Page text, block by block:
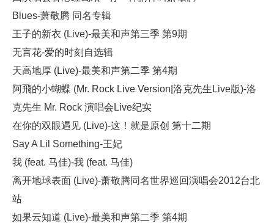
Blues-萧敬腾 同名专辑
王子的新衣 (Live)-最美和声第三季 第9期
无言花-爱的时刻自选辑
天高地厚 (Live)-最美和声第二季 第4期
阿飛的小蝴蝶 (Mr. Rock Live Version|洛克先生Live版)-洛
克先生 Mr. Rock 演唱会Live纪实
在你的双眼遇见 (Live)-这！就是原创 第十二期
Say A Lil Something-王妃
我 (feat. 马佳)-我 (feat. 马佳)
离开地球表面 (Live)-萧敬腾同名世界巡回演唱会2012台北
站
如果云知道 (Live)-最美和声第二季 第4期